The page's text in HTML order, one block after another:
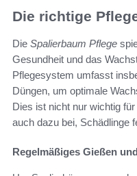
Die richtige
Die Spalierbaum Pflege
Gesundheit und das
Pflegesystem umfasst
Düngen, um optimale
Dies ist nicht nur wichtig
auch dazu bei, Schädlinge
Regelmäßiges Gießen